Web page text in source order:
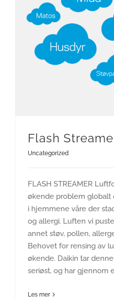
Flash
Uncategorized
FLASH STREAMER
økende problem globalt
i hjemmene våre der
og allergi. Luften vi
annet støv, pollen,
Behovet for rensing av
økende. Daikin tar
seriøst, og har gjennom
Les mer